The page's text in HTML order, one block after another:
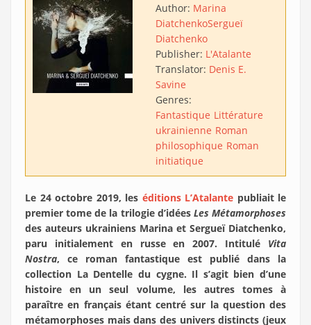
Author: Marina
DiatchenkoSergueï
Diatchenko
Publisher: L'Atalante
Translator: Denis E.
Savine
Genres:
Fantastique Littérature
ukrainienne Roman
philosophique Roman
initiatique
Le 24 octobre 2019, les éditions L’Atalante publiait le
premier tome de la trilogie d’idées Les Métamorphoses
des auteurs ukrainiens Marina et Sergueï Diatchenko,
paru initialement en russe en 2007. Intitulé Vita
Nostra, ce roman fantastique est publié dans la
collection La Dentelle du cygne. Il s’agit bien d’une
histoire en un seul volume, les autres tomes à
paraître en français étant centré sur la question des
métamorphoses mais dans des univers distincts (jeux